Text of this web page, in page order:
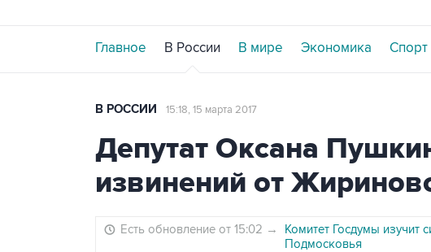
Главное В России В мире Экономика Спорт
В РОССИИ 15:18, 15 марта 2017
Депутат Оксана
извинений от
Есть обновление от 15:02 →
Комитет Госдумы изучит
Подмосковья